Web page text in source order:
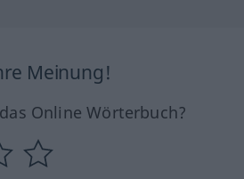
Meinung!
Online Wörterbuch?